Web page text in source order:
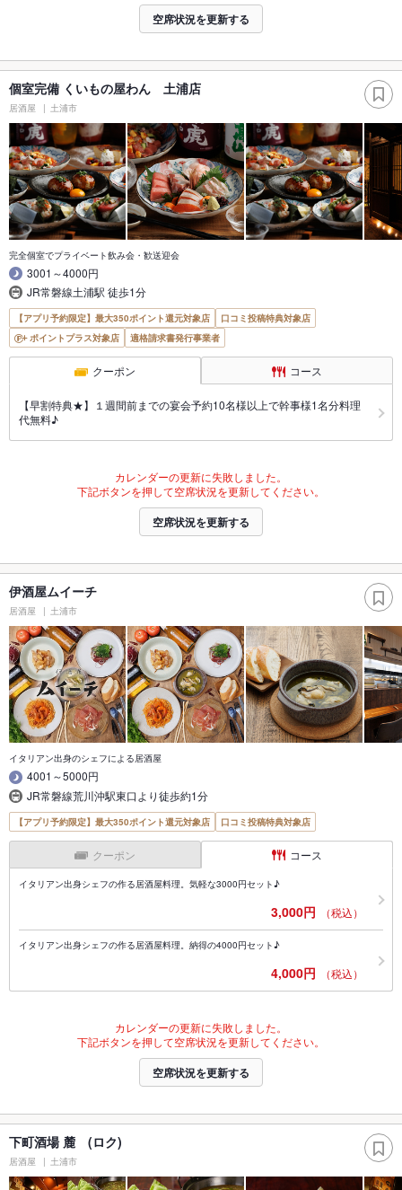
空席状況を更新する
個室完備 くいもの屋わん 土浦店
居酒屋 土浦市
完全個室でプライベート飲み会・歓送迎会
3001～4000円
JR常磐線土浦駅 徒歩1分
【アプリ予約限定】最大350ポイント還元対象店
口コミ投稿特典対象店
ポイントプラス対象店
適格請求書発行事業者
クーポン コース
【早割特典★】１週間前までの宴会予約10名様以上で幹事様1名分料理
代無料♪
カレンダーの更新に失敗しました。
下記ボタンを押して空席状況を更新してください。
空席状況を更新する
伊酒屋ムイーチ
居酒屋 土浦市
イタリアン出身のシェフによる居酒屋
4001～5000円
JR常磐線荒川沖駅東口より徒歩約1分
【アプリ予約限定】最大350ポイント還元対象店 口コミ投稿特典対象店
クーポン コース
イタリアン出身シェフの作る居酒屋料理。気軽な3000円セット♪
3,000円 （税込）
イタリアン出身シェフの作る居酒屋料理。納得の4000円セット♪
4,000円 （税込）
カレンダーの更新に失敗しました。
下記ボタンを押して空席状況を更新してください。
空席状況を更新する
下町酒場 麓 (ロク)
居酒屋 土浦市